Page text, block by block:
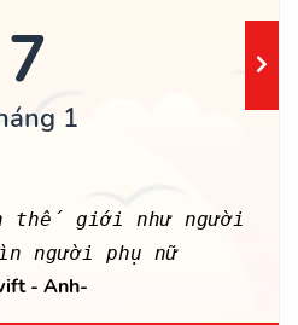
7
1
thế giới như người
người phụ nữ
- Anh-